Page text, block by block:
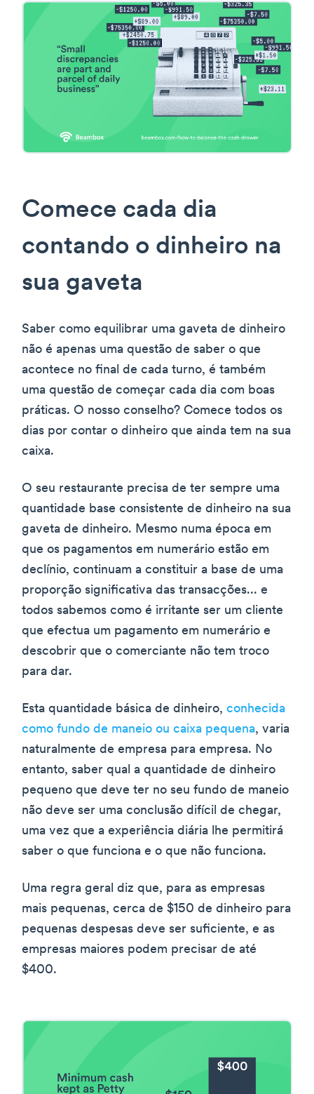
Comece cada dia
contando o dinheiro na
sua gaveta
Saber como equilibrar uma gaveta de dinheiro
não é apenas uma questão de saber o que
acontece no final de cada turno, é também
uma questão de começar cada dia com boas
práticas. O nosso conselho? Comece todos os
dias por contar o dinheiro que ainda tem na sua
caixa.
O seu restaurante precisa de ter sempre uma
quantidade base consistente de dinheiro na sua
gaveta de dinheiro. Mesmo numa época em
que os pagamentos em numerário estão em
declínio, continuam a constituir a base de uma
proporção significativa das transacções... e
todos sabemos como é irritante ser um cliente
que efectua um pagamento em numerário e
descobrir que o comerciante não tem troco
para dar.
Esta quantidade básica de dinheiro, conhecida
como fundo de maneio ou caixa pequena, varia
naturalmente de empresa para empresa. No
entanto, saber qual a quantidade de dinheiro
pequeno que deve ter no seu fundo de maneio
não deve ser uma conclusão difícil de chegar,
uma vez que a experiência diária lhe permitirá
saber o que funciona e o que não funciona.
Uma regra geral diz que, para as empresas
mais pequenas, cerca de $150 de dinheiro para
pequenas despesas deve ser suficiente, e as
empresas maiores podem precisar de até
$400.